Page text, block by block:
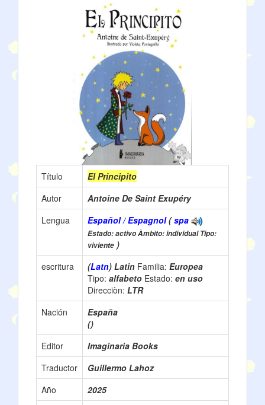
Título
El Principito
Autor
Antoine De Saint Exupéry
Lengua
Español / Espagnol(spa
Estado: activo Àmbito: individual Tipo:
viviente )
escritura
(Latn) Latin Familia: Europea
Tipo: alfabeto Estado: en uso
Direcciòn: LTR
Nación
España
()
Editor
Imaginaria Books
Traductor
Guillermo Lahoz
Año
2025